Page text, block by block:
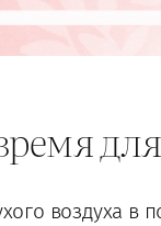
для
воздуха